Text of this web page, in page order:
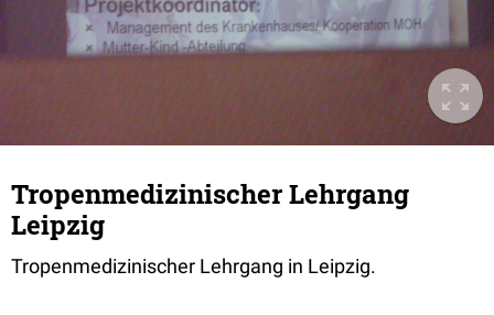
Tropenmedizinischer Lehrgang
Leipzig
Tropenmedizinischer Lehrgang in Leipzig.